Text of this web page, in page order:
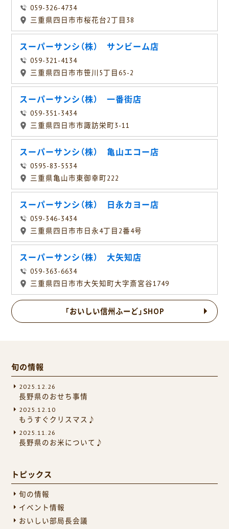
059-326-4734
三重県四日市市桜花台2丁目38
スーパーサンシ（株） サンビーム店
059-321-4134
三重県四日市市笹川5丁目65-2
スーパーサンシ（株） 一番街店
059-351-3434
三重県四日市市諏訪栄町3-11
スーパーサンシ（株） 亀山エコー店
0595-83-5534
三重県亀山市東御幸町222
スーパーサンシ（株） 日永カヨー店
059-346-3434
三重県四日市市日永4丁目2番4号
スーパーサンシ（株） 大矢知店
059-363-6634
三重県四日市市大矢知町大字斎宮谷1749
「おいしい信州ふーど」SHOP
旬の情報
2025.12.26
長野県のおせち事情
2025.12.10
もうすぐクリスマス♪
2025.11.26
長野県のお米について♪
トピックス
旬の情報
イベント情報
おいしい部局長会議